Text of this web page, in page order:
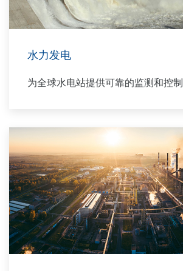
水力发电
为全球水电站提供可靠的监测和控制